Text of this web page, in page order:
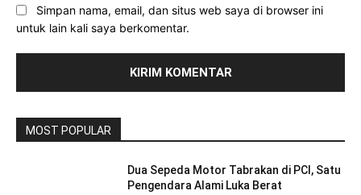
Simpan nama, email, dan situs web saya di browser ini
untuk lain kali saya berkomentar.
MOST POPULAR
Dua Sepeda Motor Tabrakan di PCI, Satu
Pengendara Alami Luka Berat